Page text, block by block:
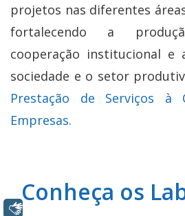
projetos nas diferentes
fortalecendo a
cooperação institucional e
sociedade e o setor
Prestação de Serviços à
Empresas.
Conheça os